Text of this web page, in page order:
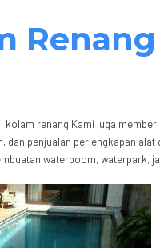
renang.Kami juga
penjualan perlengkapan alat
waterboom, waterpark,